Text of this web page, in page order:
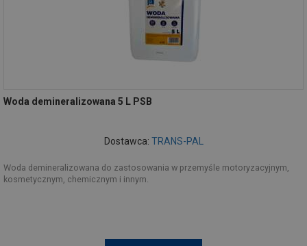
Woda demineralizowana 5 L PSB
Dostawca: TRANS-PAL
Woda demineralizowana do zastosowania w przemyśle motoryzacyjnym,
kosmetycznym, chemicznym i innym.